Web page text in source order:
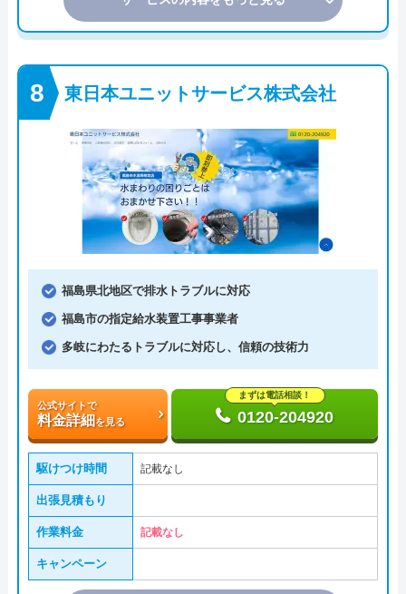
東日本ユニットサービス株式会社
福島県北地区で排水トラブルに対応
福島市の指定給水装置工事事業者
多岐にわたるトラブルに対応し、信頼の技術力
公式サイトで
料金詳細を見る
まずは電話相談！
0120-204920
駆けつけ時間 記載なし
出張見積もり
作業料金 記載なし
キャンペーン